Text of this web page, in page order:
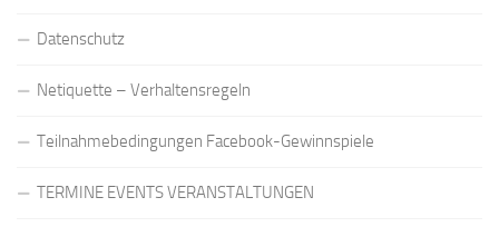
Datenschutz
Netiquette – Verhaltensregeln
Teilnahmebedingungen Facebook-Gewinnspiele
TERMINE EVENTS VERANSTALTUNGEN